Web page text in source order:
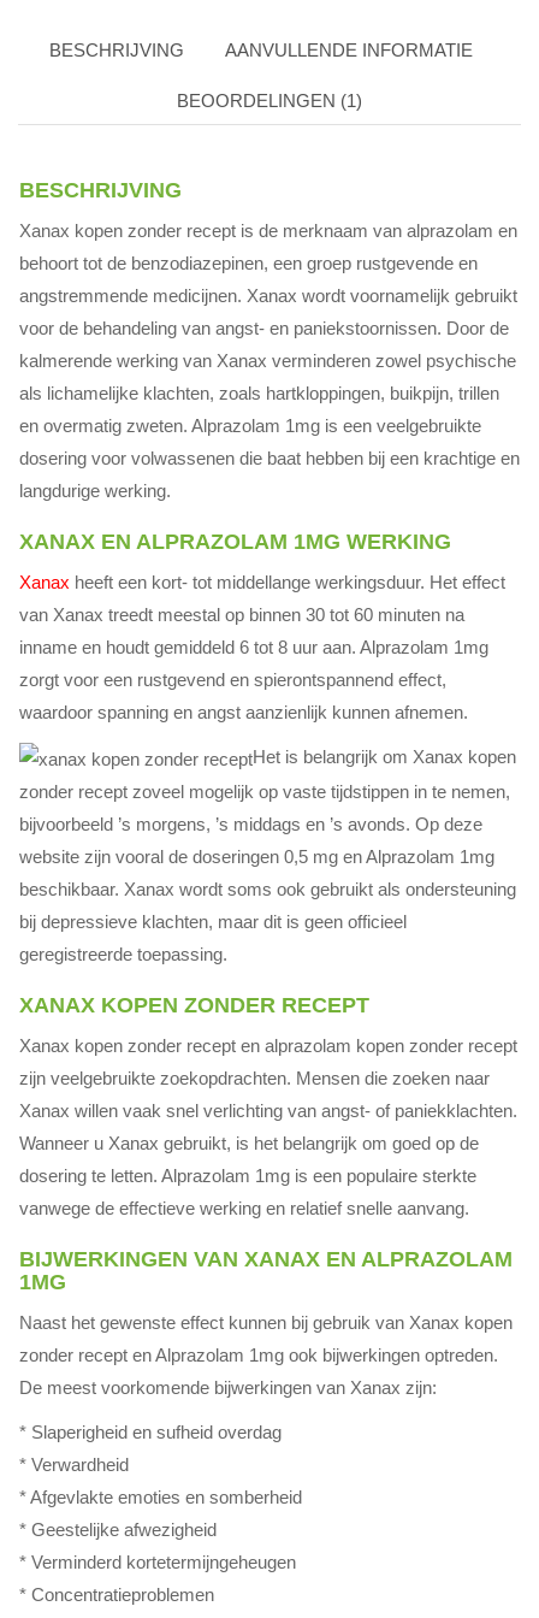
BESCHRIJVING AANVULLENDE INFORMATIE
BEOORDELINGEN (1)
BESCHRIJVING
Xanax kopen zonder recept is de merknaam van alprazolam en
behoort tot de benzodiazepinen, een groep rustgevende en
angstremmende medicijnen. Xanax wordt voornamelijk gebruikt
voor de behandeling van angst- en paniekstoornissen. Door de
kalmerende werking van Xanax verminderen zowel psychische
als lichamelijke klachten, zoals hartkloppingen, buikpijn, trillen
en overmatig zweten. Alprazolam 1mg is een veelgebruikte
dosering voor volwassenen die baat hebben bij een krachtige en
langdurige werking.
XANAX EN ALPRAZOLAM 1MG WERKING
Xanax heeft een kort- tot middellange werkingsduur. Het effect
van Xanax treedt meestal op binnen 30 tot 60 minuten na
inname en houdt gemiddeld 6 tot 8 uur aan. Alprazolam 1mg
zorgt voor een rustgevend en spierontspannend effect,
waardoor spanning en angst aanzienlijk kunnen afnemen.
Het is belangrijk om Xanax kopen
zonder recept zoveel mogelijk op vaste tijdstippen in te nemen,
bijvoorbeeld ’s morgens, ’s middags en ’s avonds. Op deze
website zijn vooral de doseringen 0,5 mg en Alprazolam 1mg
beschikbaar. Xanax wordt soms ook gebruikt als ondersteuning
bij depressieve klachten, maar dit is geen officieel
geregistreerde toepassing.
XANAX KOPEN ZONDER RECEPT
Xanax kopen zonder recept en alprazolam kopen zonder recept
zijn veelgebruikte zoekopdrachten. Mensen die zoeken naar
Xanax willen vaak snel verlichting van angst- of paniekklachten.
Wanneer u Xanax gebruikt, is het belangrijk om goed op de
dosering te letten. Alprazolam 1mg is een populaire sterkte
vanwege de effectieve werking en relatief snelle aanvang.
BIJWERKINGEN VAN XANAX EN ALPRAZOLAM
1MG
Naast het gewenste effect kunnen bij gebruik van Xanax kopen
zonder recept en Alprazolam 1mg ook bijwerkingen optreden.
De meest voorkomende bijwerkingen van Xanax zijn:
* Slaperigheid en sufheid overdag
* Verwardheid
* Afgevlakte emoties en somberheid
* Geestelijke afwezigheid
* Verminderd kortetermijngeheugen
* Concentratieproblemen